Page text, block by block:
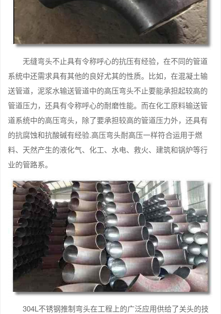
无缝弯头不止具有令称呼心的抗压有经验，在不同的管道
系统中还需求具有其他的良好尤其的性质。比如，在混凝土输
送管道，泥浆水输送管道中的高压弯头不止要能承担起较高的
管道压力，还具有令称呼心的耐磨性能。而在化工原料输送管
道系统中的高压弯头，除了要承担较高的管道压力外，还具有
的抗腐蚀和抗酸碱有经验.高压弯头耐高压一样符合运用于燃
料、天然产生的液化气、化工、水电、救火、建筑和锅炉等行
业的管路系。
304L不锈钢推制弯头在工程上的广泛应用供给了关头的技